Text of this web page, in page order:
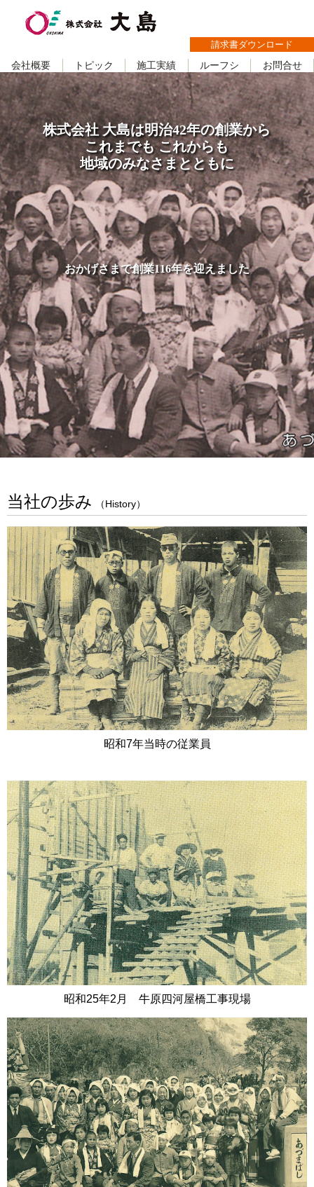
株式会社 大島は明治42年の創業から
これまでも これからも
地域のみなさまとともに
おかげさまで創業116年を迎えました
請求書ダウンロード
会社概要 トピック 施工実績 ルーフシ お問合せ
当社の歩み （History）
昭和7年当時の従業員
昭和25年2月 牛原四河屋橋工事現場